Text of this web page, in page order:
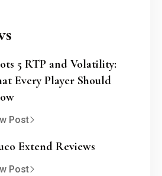
5 RTP and Volatility:
Every Player Should
Post
Extend Reviews
Post